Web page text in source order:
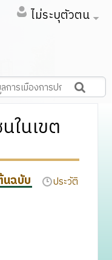
ไม่ระบุตัวตน
ในเขต
ฉบับ ประวัติ